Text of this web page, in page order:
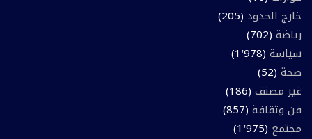
خارج الحدود (205)
رياضة (702)
سياسة (1٬978)
صحة (52)
غير مصنف (186)
فن وثقافة (857)
مجتمع (1٬975)